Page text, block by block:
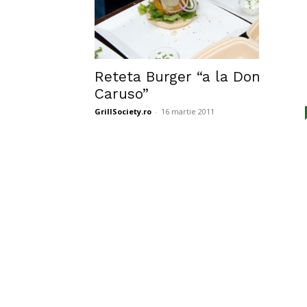
Reteta Burger “a la Don
Caruso”
GrillSociety.ro - 16 martie 2011